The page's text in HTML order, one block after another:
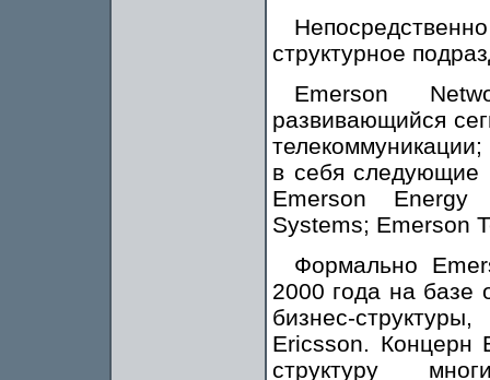
структурное
Emerson
развивающийся
в себя следующие
Emerson Energy
Systems; Emerson
Формально
2000 года на базе
бизнес-
Ericsson. Концерн
структуру